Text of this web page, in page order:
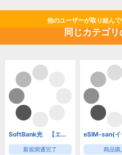
他のユーザーが取り組ん
同じカテゴ
SoftBank光 【エヌズカンパニー】(新規開通)
新規開通完了
商品購